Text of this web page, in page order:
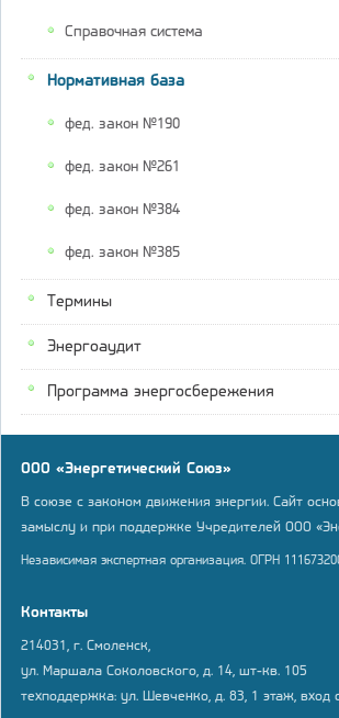
Справочная система
Нормативная база
фед. закон №190
фед. закон №261
фед. закон №384
фед. закон №385
Термины
Энергоаудит
Программа энергосбережения
ООО «Энергетический Союз»
В союзе с законом движения энергии. Сайт
замыслу и при поддержке Учредителей ООО
Независимая экспертная организация. ОГРН
Контакты
214031, г. Смоленск,
ул. Маршала Соколовского, д. 14, шт-кв. 105
техподдержка: ул. Шевченко, д. 83, 1 этаж, вход